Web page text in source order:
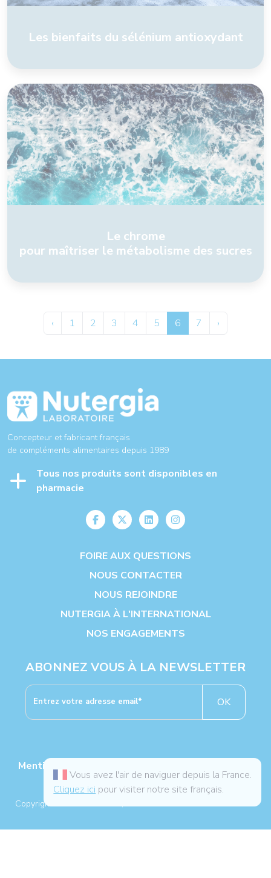
Les bienfaits du sélénium antioxydant
Le chrome
pour maîtriser le métabolisme des sucres
‹ 1 2 3 4 5 6 7 ›
Vous avez l'air de naviguer depuis la France.
Cliquez ici pour visiter notre site français.
Concepteur et fabricant français
de compléments alimentaires depuis 1989
Tous nos produits sont disponibles en
pharmacie
FOIRE AUX QUESTIONS
NOUS CONTACTER
NOUS REJOINDRE
NUTERGIA À L'INTERNATIONAL
NOS ENGAGEMENTS
ABONNEZ VOUS À LA NEWSLETTER
OK
Mentions légales
données | Cookies | CGV
Copyright NUTERGIA 2026, tous droits réservés. -Plan du site